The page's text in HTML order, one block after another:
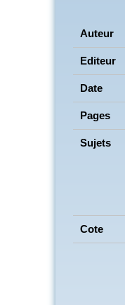
Auteur
Editeur
Date
Pages
Sujets
Cote